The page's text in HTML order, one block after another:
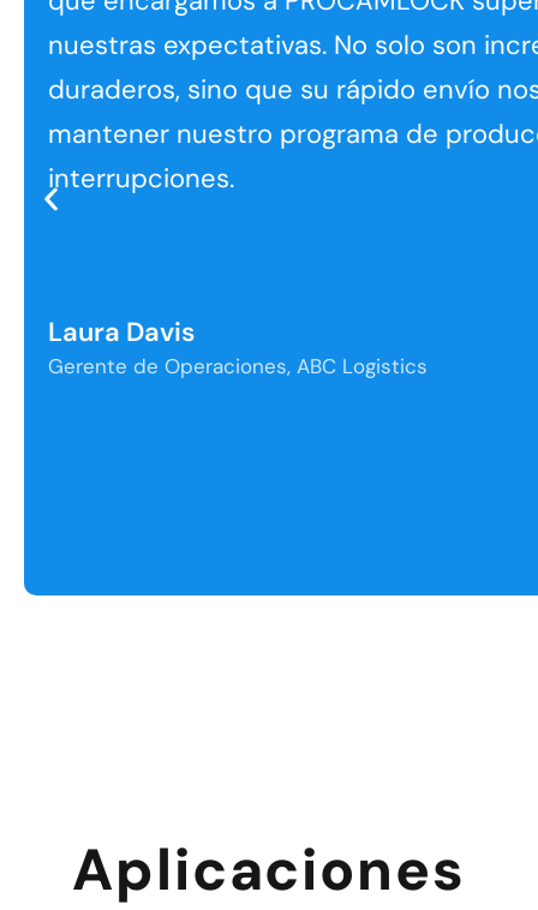
nuestras expectativas. No solo son
duraderos, sino que su rápido envío
mantener nuestro programa de
interrupciones.
Laura Davis
Gerente de Operaciones, ABC Logistics
Aplicaciones